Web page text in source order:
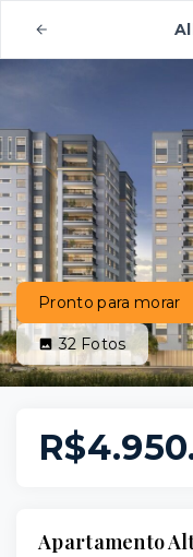
Pronto para morar
32 Fotos
Apartamento